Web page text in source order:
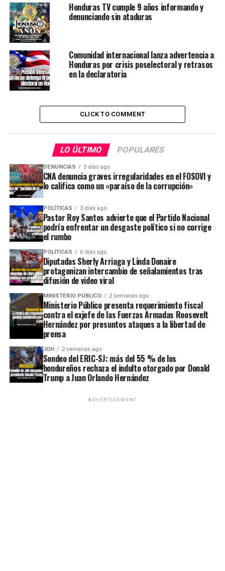
Honduras TV cumple 9 años informando y
denunciando sin ataduras
Comunidad internacional lanza advertencia a
Honduras por crisis poselectoral y retrasos
en la declaratoria
CLICK TO COMMENT
LO ÚLTIMO POPULARES
DENUNCIAS 3 días ago
CNA denuncia graves irregularidades en el FOSOVI y
lo califica como un «paraíso de la corrupción»
POLÍTICAS 3 días ago
Pastor Roy Santos advierte que el Partido Nacional
podría enfrentar un desgaste político si no corrige
el rumbo
POLÍTICAS 6 días ago
Diputadas Sherly Arriaga y Linda Donaire
protagonizan intercambio de señalamientos tras
difusión de video viral
MINISTERIO PÚBLICO 2 semanas ago
Ministerio Público presenta requerimiento fiscal
contra el exjefe de las Fuerzas Armadas Roosevelt
Hernández por presuntos ataques a la libertad de
prensa
JOH 2 semanas ago
Sondeo del ERIC-SJ: más del 55 % de los
hondureños rechaza el indulto otorgado por Donald
Trump a Juan Orlando Hernández
ADVERTISEMENT